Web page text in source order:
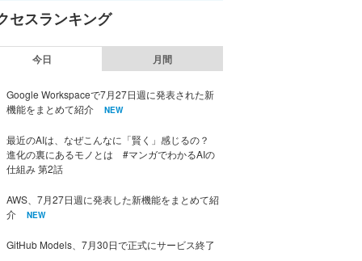
セスランキング
今日 月間
Google Workspaceで7月27日週に発表された新
機能をまとめて紹介
NEW
最近のAIは、なぜこんなに「賢く」感じるの？
進化の裏にあるモノとは #マンガでわかるAIの
仕組み 第2話
AWS、7月27日週に発表した新機能をまとめて紹
介
NEW
GitHub Models、7月30日で正式にサービス終了